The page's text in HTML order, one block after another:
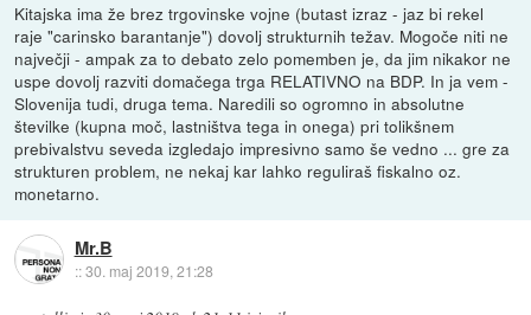
Kitajska ima že brez trgovinske vojne (butast izraz - jaz bi rekel
raje "carinsko barantanje") dovolj strukturnih težav. Mogoče niti ne
največji - ampak za to debato zelo pomemben je, da jim nikakor ne
uspe dovolj razviti domačega trga RELATIVNO na BDP. In ja vem -
Slovenija tudi, druga tema. Naredili so ogromno in absolutne
številke (kupna moč, lastništva tega in onega) pri tolikšnem
prebivalstvu seveda izgledajo impresivno samo še vedno ... gre za
strukturen problem, ne nekaj kar lahko reguliraš fiskalno oz.
monetarno.
Mr.B
::30. maj 2019, 21:28